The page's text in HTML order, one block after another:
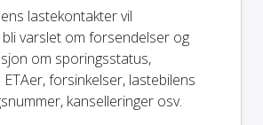
lastekontakter vil
varslet om forsendelser og
om sporingsstatus,
forsinkelser, lastebilens
kanselleringer osv.